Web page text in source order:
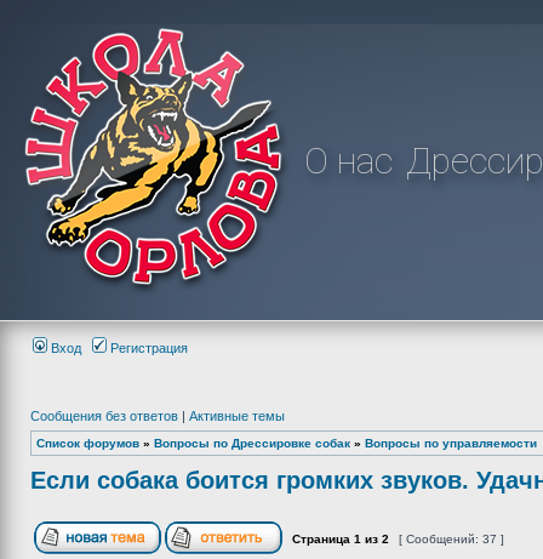
О нас
Вход Регистрация
Сообщения без ответов | Активные темы
Список форумов » Вопросы по Дрессировке собак » Вопросы по управляемости
Если собака боится громких звуков.
Страница 1 из 2 [ Сообщений: 37 ]